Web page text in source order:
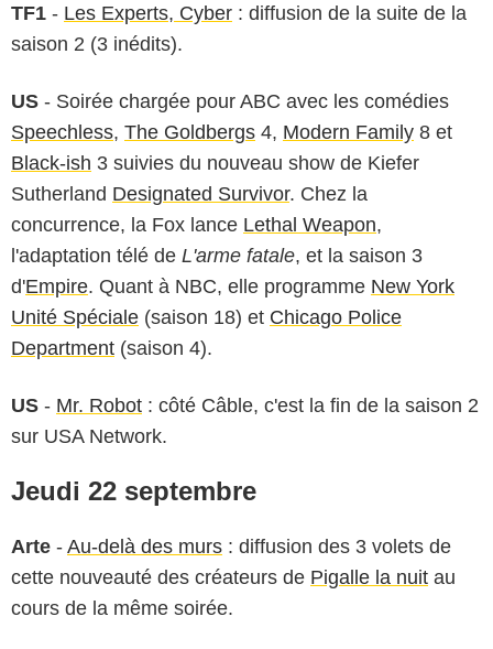
TF1 - Les Experts, Cyber : diffusion de la suite de la
saison 2 (3 inédits).
US - Soirée chargée pour ABC avec les comédies
Speechless, The Goldbergs 4, Modern Family 8 et
Black-ish 3 suivies du nouveau show de Kiefer
Sutherland Designated Survivor. Chez la
concurrence, la Fox lance Lethal Weapon,
l'adaptation télé de L'arme fatale, et la saison 3
d'Empire. Quant à NBC, elle programme New York
Unité Spéciale (saison 18) et Chicago Police
Department (saison 4).
US - Mr. Robot : côté Câble, c'est la fin de la saison 2
sur USA Network.
Jeudi 22 septembre
Arte - Au-delà des murs : diffusion des 3 volets de
cette nouveauté des créateurs de Pigalle la nuit au
cours de la même soirée.